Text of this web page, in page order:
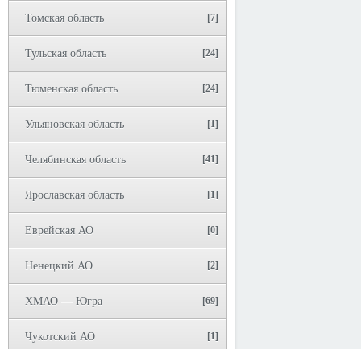
Томская область [7]
Тульская область [24]
Тюменская область [24]
Ульяновская область [1]
Челябинская область [41]
Ярославская область [1]
Еврейская АО [0]
Ненецкий АО [2]
ХМАО — Югра [69]
Чукотский АО [1]